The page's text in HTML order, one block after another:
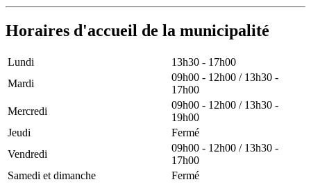
Horaires d'accueil de la municipalité
Lundi
13h30 - 17h00
Mardi
09h00 - 12h00 / 13h30 -
17h00
Mercredi
09h00 - 12h00 / 13h30 -
19h00
Jeudi
Fermé
Vendredi
09h00 - 12h00 / 13h30 -
17h00
Samedi et dimanche
Fermé